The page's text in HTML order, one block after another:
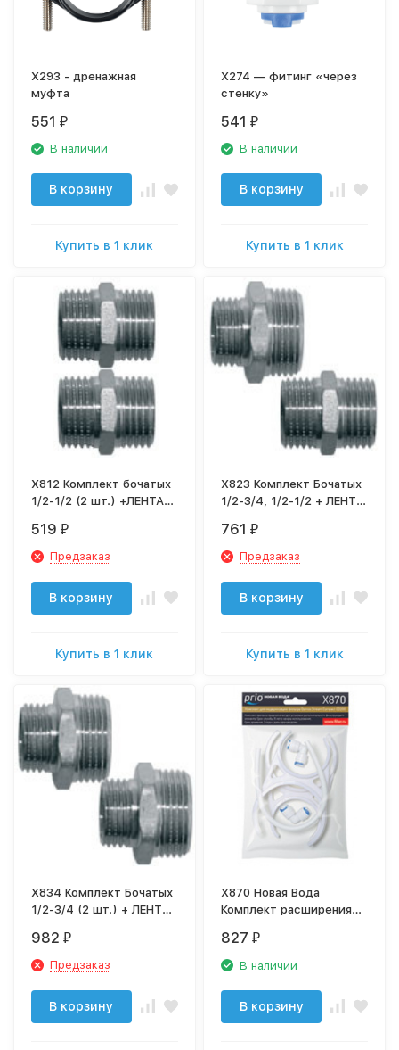
X293 - дренажная
муфта
551 ₽
В наличии
В корзину
Купить в 1 клик
X274 — фитинг «через
стенку»
541 ₽
В наличии
В корзину
Купить в 1 клик
X812 Комплект бочатых
1/2-1/2 (2 шт.) +ЛЕНТА
519 ₽
Предзаказ
В корзину
Купить в 1 клик
X823 Комплект Бочатых
1/2-3/4, 1/2-1/2 + ЛЕНТА
761 ₽
Предзаказ
В корзину
Купить в 1 клик
X834 Комплект Бочатых
1/2-3/4 (2 шт.) + ЛЕНТА
982 ₽
Предзаказ
В корзину
X870 Новая Вода
Комплект расширения
дополнительного
картриджа к OD200,
827 ₽
В наличии
В корзину